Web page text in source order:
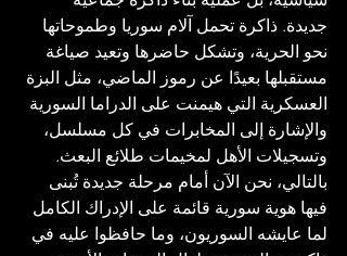
جديدة. ذاكرة تحمل آلام سوريا وطموحاتها
نحو الحرية، وتشكل حاضرها وتعيد صياغة
مستقبلها بعيدًا عن رموز الماضي، مثل البزة
العسكرية التي هيمنت على الدراما السورية
والإشارة إلى المخابرات في كل مسلسل،
وتسجيلات الأهل لمخيمات طلائع البعث.
بالتالي، نحن الآن أمام مرحلة جديدة تُبنى
فيها هوية سورية قائمة على الإدراك الكامل
لما عايشه السوريون، وما حافظوا عليه في